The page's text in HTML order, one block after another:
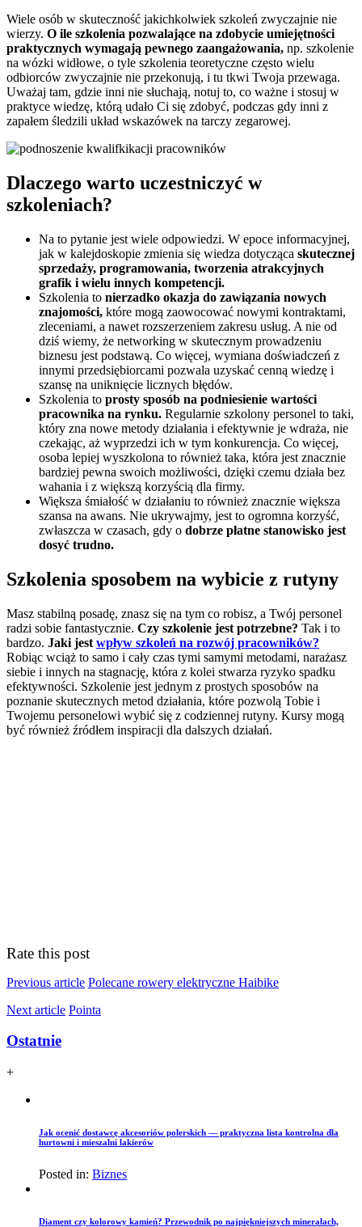
Wiele osób w skuteczność jakichkolwiek szkoleń zwyczajnie nie
wierzy. O ile szkolenia pozwalające na zdobycie umiejętności
praktycznych wymagają pewnego zaangażowania, np. szkolenie
na wózki widłowe, o tyle szkolenia teoretyczne często wielu
odbiorców zwyczajnie nie przekonują, i tu tkwi Twoja przewaga.
Uważaj tam, gdzie inni nie słuchają, notuj to, co ważne i stosuj w
praktyce wiedzę, którą udało Ci się zdobyć, podczas gdy inni z
zapałem śledzili układ wskazówek na tarczy zegarowej.
Dlaczego warto uczestniczyć w
szkoleniach?
Na to pytanie jest wiele odpowiedzi. W epoce informacyjnej,
jak w kalejdoskopie zmienia się wiedza dotycząca skutecznej
sprzedaży, programowania, tworzenia atrakcyjnych
grafik i wielu innych kompetencji.
Szkolenia to nierzadko okazja do zawiązania nowych
znajomości, które mogą zaowocować nowymi kontraktami,
zleceniami, a nawet rozszerzeniem zakresu usług. A nie od
dziś wiemy, że networking w skutecznym prowadzeniu
biznesu jest podstawą. Co więcej, wymiana doświadczeń z
innymi przedsiębiorcami pozwala uzyskać cenną wiedzę i
szansę na uniknięcie licznych błędów.
Szkolenia to prosty sposób na podniesienie wartości
pracownika na rynku. Regularnie szkolony personel to taki,
który zna nowe metody działania i efektywnie je wdraża, nie
czekając, aż wyprzedzi ich w tym konkurencja. Co więcej,
osoba lepiej wyszkolona to również taka, która jest znacznie
bardziej pewna swoich możliwości, dzięki czemu działa bez
wahania i z większą korzyścią dla firmy.
Większa śmiałość w działaniu to również znacznie większa
szansa na awans. Nie ukrywajmy, jest to ogromna korzyść,
zwłaszcza w czasach, gdy o dobrze płatne stanowisko jest
dosyć trudno.
Szkolenia sposobem na wybicie z rutyny
Masz stabilną posadę, znasz się na tym co robisz, a Twój personel
radzi sobie fantastycznie. Czy szkolenie jest potrzebne? Tak i to
bardzo. Jaki jest wpływ szkoleń na rozwój pracowników?
Robiąc wciąż to samo i cały czas tymi samymi metodami, narażasz
siebie i innych na stagnację, która z kolei stwarza ryzyko spadku
efektywności. Szkolenie jest jednym z prostych sposobów na
poznanie skutecznych metod działania, które pozwolą Tobie i
Twojemu personelowi wybić się z codziennej rutyny. Kursy mogą
być również źródłem inspiracji dla dalszych działań.
Rate this post
Previous article Polecane rowery elektryczne Haibike
Next article Pointa
Ostatnie
+
Jak ocenić dostawcę akcesoriów polerskich — praktyczna lista kontrolna dla
hurtowni i mieszalni lakierów
Posted in: Biznes
Diament czy kolorowy kamień? Przewodnik po najpiękniejszych minerałach,